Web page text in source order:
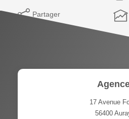
Partager
17 Avenue
56400